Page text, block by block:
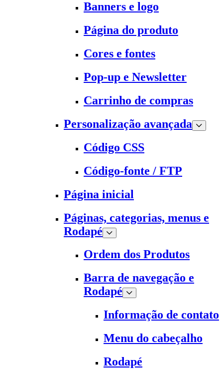
Banners e logo
Página do produto
Cores e fontes
Pop-up e Newsletter
Carrinho de compras
Personalização avançada
Código CSS
Código-fonte / FTP
Página inicial
Páginas, categorias, menus e
Rodapé
Ordem dos Produtos
Barra de navegação e
Rodapé
Informação de contato
Menu do cabeçalho
Rodapé